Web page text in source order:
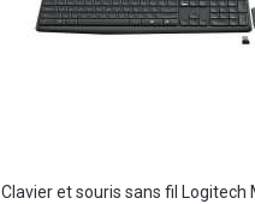
Clavier et souris sans fil Logitech